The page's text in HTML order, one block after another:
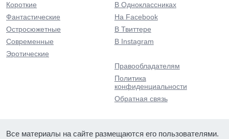
Короткие
Фантастические
Остросюжетные
Современные
Эротические
В Одноклассниках
На Facebook
В Твиттере
В Instagram
Правообладателям
Политика
конфиденциальности
Обратная связь
Все материалы на сайте размещаются его пользователями.